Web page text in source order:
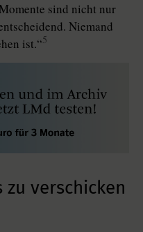
sind nicht nur
Niemand
ist.“5
zu verschicken